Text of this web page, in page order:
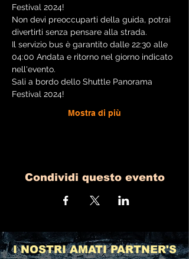
Festival 2024!
Non devi preoccuparti della guida, potrai
divertirti senza pensare alla strada.
Il servizio bus è garantito dalle 22:30 alle
04:00 Andata e ritorno nel giorno indicato
nell'evento.
Sali a bordo dello Shuttle Panorama
Festival 2024!
Mostra di più
Condividi questo evento
I NOSTRI AMATI PARTNER'S